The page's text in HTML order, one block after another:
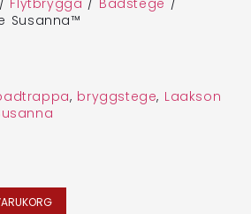
/ Flytbrygga / Badstege /
Susanna™
, bryggstege, Laakson